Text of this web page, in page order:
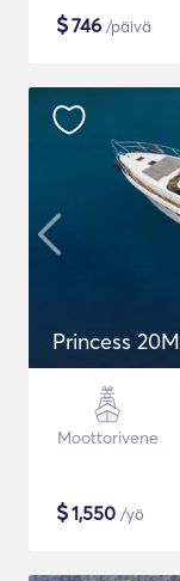
$746 /päivä
Princess 20M
Moottorivene
$1,550 /yö